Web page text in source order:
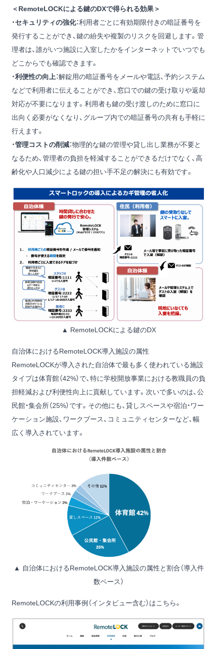
＜RemoteLOCKによる鍵のDXで得られる効果＞
・セキュリティの強化：利用者ごとに有効期限付きの暗証番号を
発行することができ、鍵の紛失や複製のリスクを回避します。管
理者は、誰がいつ施設に入室したかをインターネットでいつでも
どこからでも確認できます。
・利便性の向上：解錠用の暗証番号をメールや電話、予約システム
などで利用者に伝えることができ、窓口での鍵の受け取りや返却
対応が不要になります。利用者も鍵の受け渡しのために窓口に
出向く必要がなくなり、グループ内での暗証番号の共有も手軽に
行えます。
・管理コストの削減：物理的な鍵の管理や貸し出し業務が不要と
なるため、管理者の負担を軽減することができるだけでなく、高
齢化や人口減少による鍵の担い手不足の解決にも有効です。
▲ RemoteLOCKによる鍵のDX
自治体におけるRemoteLOCK導入施設の属性
RemoteLOCKが導入された自治体で最も多く使われている施設
タイプは体育館（42%）で、特に学校開放事業における教職員の負
担軽減および利便性向上に貢献しています。次いで多いのは、公
民館・集会所（25%）です。その他にも、貸しスペースや宿泊・ワー
ケーション施設、ワークブース、コミュニティセンターなど、幅
広く導入されています。
▲ 自治体におけるRemoteLOCK導入施設の属性と割合（導入件
数ベース）
RemoteLOCKの利用事例（インタビュー含む）はこちら。